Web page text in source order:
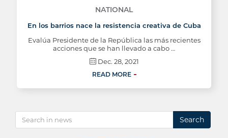
NATIONAL
En los barrios nace la resistencia creativa de Cuba
Evalúa Presidente de la República las más recientes
acciones que se han llevado a cabo …
Dec. 28, 2021
READ MORE
Search